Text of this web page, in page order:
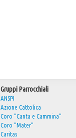
Gruppi Parrocchiali
ANSPI
Azione Cattolica
Coro "Canta e Cammina"
Coro "Mater"
Caritas